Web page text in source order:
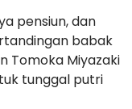
pensiun, dan
babak
Tomoka Miyazaki
tunggal putri